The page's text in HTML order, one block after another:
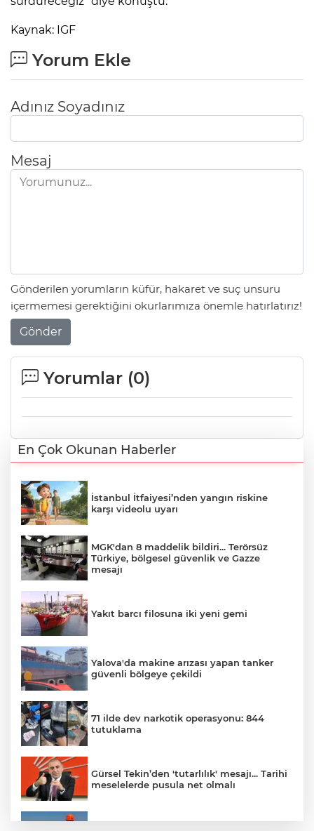
Kaynak: IGF
Yorum Ekle
Adınız Soyadınız
Mesaj
Gönderilen yorumların küfür, hakaret ve suç unsuru
içermemesi gerektiğini okurlarımıza önemle hatırlatırız!
Gönder
Yorumlar (0)
En Çok Okunan Haberler
İstanbul İtfaiyesi’nden yangın riskine
karşı videolu uyarı
MGK'dan 8 maddelik bildiri... Terörsüz
Türkiye, bölgesel güvenlik ve Gazze
mesajı
Yakıt barcı filosuna iki yeni gemi
Yalova'da makine arızası yapan tanker
güvenli bölgeye çekildi
71 ilde dev narkotik operasyonu: 844
tutuklama
Gürsel Tekin’den 'tutarlılık' mesajı... Tarihi
meselelerde pusula net olmalı